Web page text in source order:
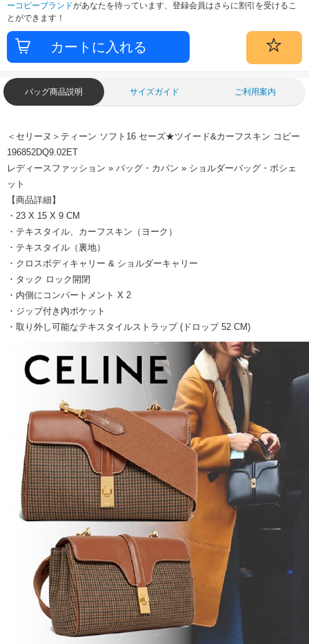
ーコピーブランドがあなたを待っています、登録会員はさらに割引を受けるこ
とができます！
バッグ商品説明 サイズガイド ご利用案内
＜セリーヌ＞ティーン ソフト16 セーズ★ツイード&カーフスキン コピー
196852DQ9.02ET
レディースファッション » バッグ・カバン » ショルダーバッグ・ポシェ
ット
【商品詳細】
・23 X 15 X 9 CM
・テキスタイル、カーフスキン（ヨーク）
・テキスタイル（裏地）
・クロスボディキャリー & ショルダーキャリー
・タック ロック開閉
・内側にコンパートメント X 2
・ジップ付き内ポケット
・取り外し可能なテキスタイルストラップ (ドロップ 52 CM)